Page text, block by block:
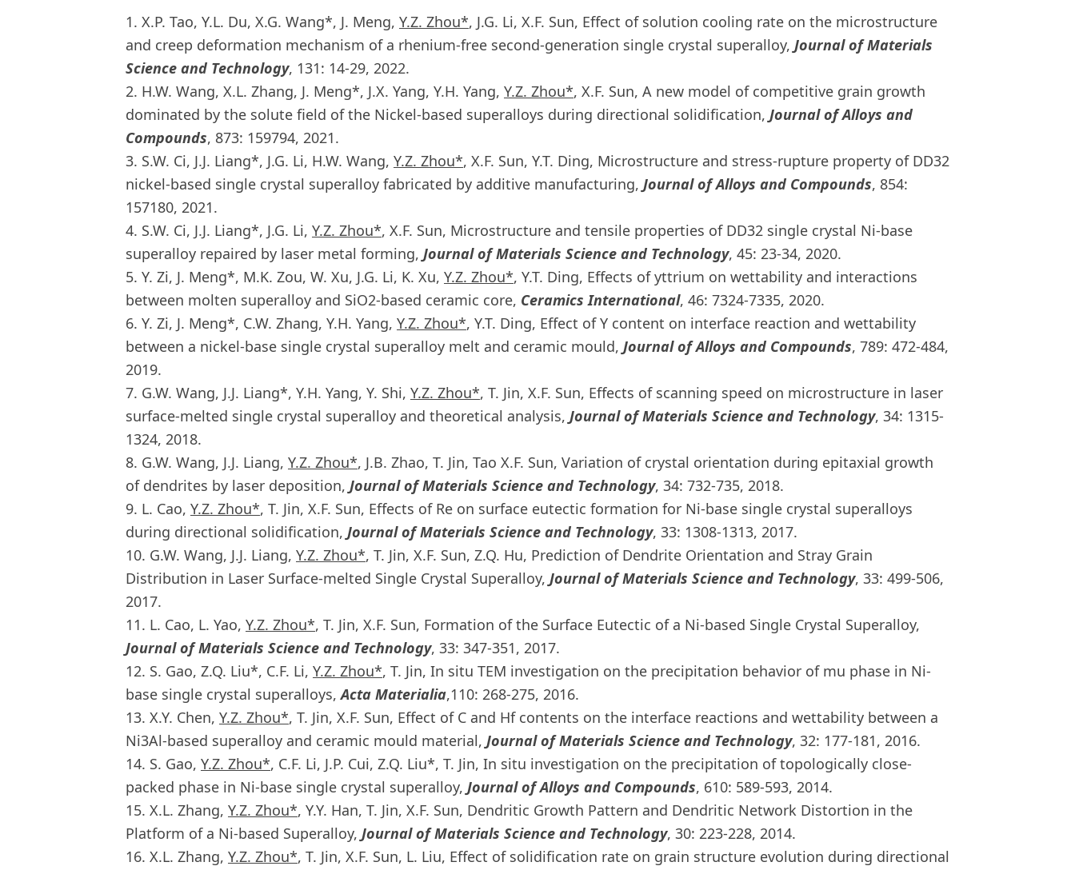
1. X.P. Tao, Y.L. Du, X.G. Wang*, J. Meng, Y.Z. Zhou*, J.G. Li, X.F. Sun, Effect of solution cooling rate on the microstructure
and creep deformation mechanism of a rhenium-free second-generation single crystal superalloy, Journal of Materials
Science and Technology, 131: 14-29, 2022.
2. H.W. Wang, X.L. Zhang, J. Meng*, J.X. Yang, Y.H. Yang, Y.Z. Zhou*, X.F. Sun, A new model of competitive grain growth
dominated by the solute field of the Nickel-based superalloys during directional solidification, Journal of Alloys and
Compounds, 873: 159794, 2021.
3. S.W. Ci, J.J. Liang*, J.G. Li, H.W. Wang, Y.Z. Zhou*, X.F. Sun, Y.T. Ding, Microstructure and stress-rupture property of DD32
nickel-based single crystal superalloy fabricated by additive manufacturing, Journal of Alloys and Compounds, 854:
157180, 2021.
4. S.W. Ci, J.J. Liang*, J.G. Li, Y.Z. Zhou*, X.F. Sun, Microstructure and tensile properties of DD32 single crystal Ni-base
superalloy repaired by laser metal forming, Journal of Materials Science and Technology, 45: 23-34, 2020.
5. Y. Zi, J. Meng*, M.K. Zou, W. Xu, J.G. Li, K. Xu, Y.Z. Zhou*, Y.T. Ding, Effects of yttrium on wettability and interactions
between molten superalloy and SiO2-based ceramic core, Ceramics International, 46: 7324-7335, 2020.
6. Y. Zi, J. Meng*, C.W. Zhang, Y.H. Yang, Y.Z. Zhou*, Y.T. Ding, Effect of Y content on interface reaction and wettability
between a nickel-base single crystal superalloy melt and ceramic mould, Journal of Alloys and Compounds, 789: 472-484,
2019.
7. G.W. Wang, J.J. Liang*, Y.H. Yang, Y. Shi, Y.Z. Zhou*, T. Jin, X.F. Sun, Effects of scanning speed on microstructure in laser
surface-melted single crystal superalloy and theoretical analysis, Journal of Materials Science and Technology, 34: 1315-
1324, 2018.
8. G.W. Wang, J.J. Liang, Y.Z. Zhou*, J.B. Zhao, T. Jin, Tao X.F. Sun, Variation of crystal orientation during epitaxial growth
of dendrites by laser deposition, Journal of Materials Science and Technology, 34: 732-735, 2018.
9. L. Cao, Y.Z. Zhou*, T. Jin, X.F. Sun, Effects of Re on surface eutectic formation for Ni-base single crystal superalloys
during directional solidification, Journal of Materials Science and Technology, 33: 1308-1313, 2017.
10. G.W. Wang, J.J. Liang, Y.Z. Zhou*, T. Jin, X.F. Sun, Z.Q. Hu, Prediction of Dendrite Orientation and Stray Grain
Distribution in Laser Surface-melted Single Crystal Superalloy, Journal of Materials Science and Technology, 33: 499-506,
2017.
11. L. Cao, L. Yao, Y.Z. Zhou*, T. Jin, X.F. Sun, Formation of the Surface Eutectic of a Ni-based Single Crystal Superalloy,
Journal of Materials Science and Technology, 33: 347-351, 2017.
12. S. Gao, Z.Q. Liu*, C.F. Li, Y.Z. Zhou*, T. Jin, In situ TEM investigation on the precipitation behavior of mu phase in Ni-
base single crystal superalloys,Acta Materialia,110: 268-275, 2016.
13. X.Y. Chen, Y.Z. Zhou*, T. Jin, X.F. Sun, Effect of C and Hf contents on the interface reactions and wettability between a
Ni3Al-based superalloy and ceramic mould material, Journal of Materials Science and Technology, 32: 177-181, 2016.
14. S. Gao, Y.Z. Zhou*, C.F. Li, J.P. Cui, Z.Q. Liu*, T. Jin, In situ investigation on the precipitation of topologically close-
packed phase in Ni-base single crystal superalloy, Journal of Alloys and Compounds, 610: 589-593, 2014.
15. X.L. Zhang, Y.Z. Zhou*, Y.Y. Han, T. Jin, X.F. Sun, Dendritic Growth Pattern and Dendritic Network Distortion in the
Platform of a Ni-based Superalloy, Journal of Materials Science and Technology, 30: 223-228, 2014.
16. X.L. Zhang, Y.Z. Zhou*, T. Jin, X.F. Sun, L. Liu, Effect of solidification rate on grain structure evolution during directional